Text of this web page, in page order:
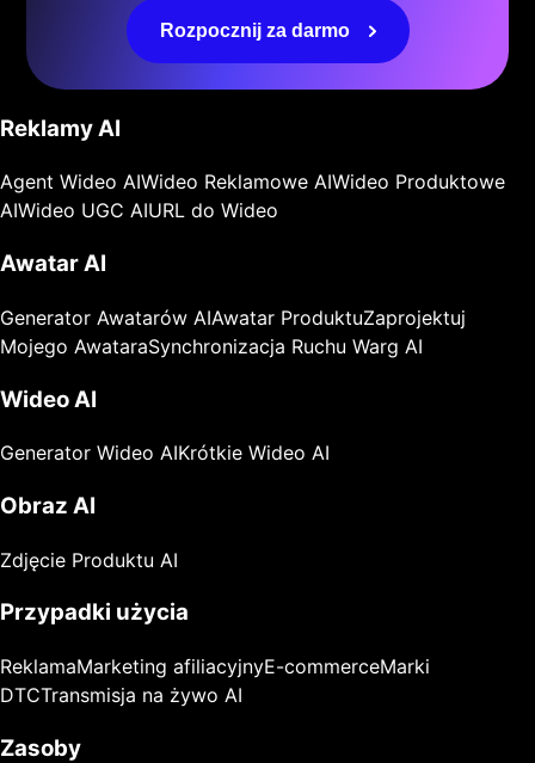
Rozpocznij za darmo
Reklamy AI
Agent Wideo AIWideo Reklamowe AIWideo Produktowe
AIWideo UGC AIURL do Wideo
Awatar AI
Generator Awatarów AIAwatar ProduktuZaprojektuj
Mojego AwataraSynchronizacja Ruchu Warg AI
Wideo AI
Generator Wideo AIKrótkie Wideo AI
Obraz AI
Zdjęcie Produktu AI
Przypadki użycia
ReklamaMarketing afiliacyjnyE-commerceMarki
DTCTransmisja na żywo AI
Zasoby